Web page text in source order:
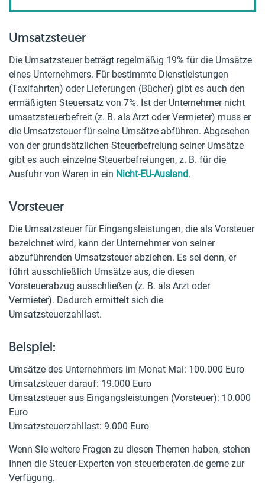
Umsatzsteuer
Die Umsatzsteuer beträgt regelmäßig 19% für die Umsätze
eines Unternehmers. Für bestimmte Dienstleistungen
(Taxifahrten) oder Lieferungen (Bücher) gibt es auch den
ermäßigten Steuersatz von 7%. Ist der Unternehmer nicht
umsatzsteuerbefreit (z. B. als Arzt oder Vermieter) muss er
die Umsatzsteuer für seine Umsätze abführen. Abgesehen
von der grundsätzlichen Steuerbefreiung seiner Umsätze
gibt es auch einzelne Steuerbefreiungen, z. B. für die
Ausfuhr von Waren in ein Nicht-EU-Ausland.
Vorsteuer
Die Umsatzsteuer für Eingangsleistungen, die als Vorsteuer
bezeichnet wird, kann der Unternehmer von seiner
abzuführenden Umsatzsteuer abziehen. Es sei denn, er
führt ausschließlich Umsätze aus, die diesen
Vorsteuerabzug ausschließen (z. B. als Arzt oder
Vermieter). Dadurch ermittelt sich die
Umsatzsteuerzahllast.
Beispiel:
Umsätze des Unternehmers im Monat Mai: 100.000 Euro
Umsatzsteuer darauf: 19.000 Euro
Umsatzsteuer aus Eingangsleistungen (Vorsteuer): 10.000
Euro
Umsatzsteuerzahllast: 9.000 Euro
Wenn Sie weitere Fragen zu diesen Themen haben, stehen
Ihnen die Steuer-Experten von steuerberaten.de gerne zur
Verfügung.